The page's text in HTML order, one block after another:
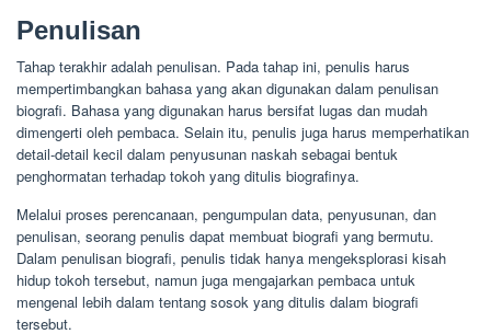
Penulisan
Tahap terakhir adalah penulisan. Pada tahap ini, penulis harus
mempertimbangkan bahasa yang akan digunakan dalam penulisan
biografi. Bahasa yang digunakan harus bersifat lugas dan mudah
dimengerti oleh pembaca. Selain itu, penulis juga harus memperhatikan
detail-detail kecil dalam penyusunan naskah sebagai bentuk
penghormatan terhadap tokoh yang ditulis biografinya.
Melalui proses perencanaan, pengumpulan data, penyusunan, dan
penulisan, seorang penulis dapat membuat biografi yang bermutu.
Dalam penulisan biografi, penulis tidak hanya mengeksplorasi kisah
hidup tokoh tersebut, namun juga mengajarkan pembaca untuk
mengenal lebih dalam tentang sosok yang ditulis dalam biografi
tersebut.